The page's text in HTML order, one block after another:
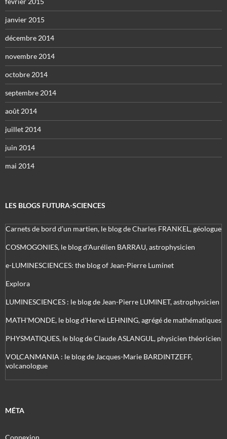
janvier 2015
décembre 2014
novembre 2014
octobre 2014
septembre 2014
août 2014
juillet 2014
juin 2014
mai 2014
LES BLOGS FUTURA-SCIENCES
Carnets de bord d’un martien, le blog de Charles FRANKEL, géologue
COSMOGONIES, le blog d'Aurélien BARRAU, astrophysicien
e-LUMINESCIENCES: the blog of Jean-Pierre Luminet
Explora
LUMINESCIENCES : le blog de Jean-Pierre LUMINET, astrophysicien
MATH'MONDE, le blog d'Hervé LEHNING, agrégé de mathématiques
PHYSMATIQUES, le blog de Claude ASLANGUL, physicien théoricien
VOLCANMANIA : le blog de Jacques-Marie BARDINTZEFF,
volcanologue
MÉTA